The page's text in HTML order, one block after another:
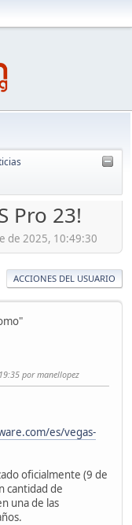
Pro 23!
de 2025, 10:49:30
ACCIONES DEL USUARIO
por manellopez
es/vegas-
oficialmente (9 de
cantidad de
una de las